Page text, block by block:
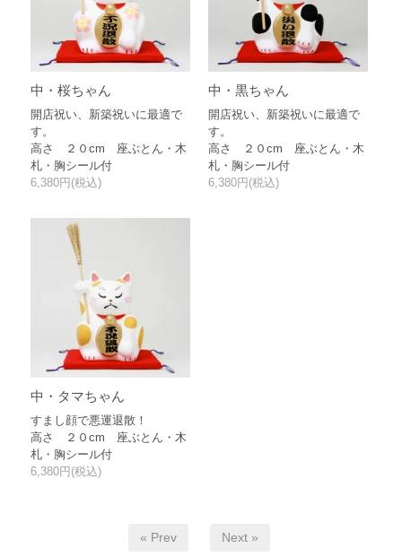
中・桜ちゃん
開店祝い、新築祝いに最適で
す。
高さ ２０cm 座ぶとん・木
札・胸シール付
6,380円(税込)
中・黒ちゃん
開店祝い、新築祝いに最適で
す。
高さ ２０cm 座ぶとん・木
札・胸シール付
6,380円(税込)
中・タマちゃん
すまし顔で悪運退散！
高さ ２０cm 座ぶとん・木
札・胸シール付
6,380円(税込)
« Prev Next »